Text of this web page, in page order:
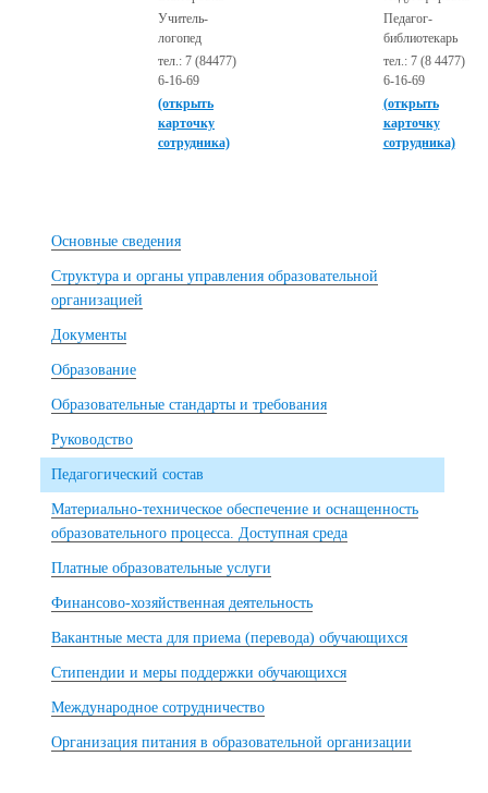
Учитель-
логопед
тел.: 7 (84477)
6-16-69
(открыть
карточку
сотрудника)
Педагог-
библиотекарь
тел.: 7 (8 4477)
6-16-69
(открыть
карточку
сотрудника)
Основные сведения
Структура и органы управления образовательной
организацией
Документы
Образование
Образовательные стандарты и требования
Руководство
Педагогический состав
Материально-техническое обеспечение и оснащенность
образовательного процесса. Доступная среда
Платные образовательные услуги
Финансово-хозяйственная деятельность
Вакантные места для приема (перевода) обучающихся
Стипендии и меры поддержки обучающихся
Международное сотрудничество
Организация питания в образовательной организации